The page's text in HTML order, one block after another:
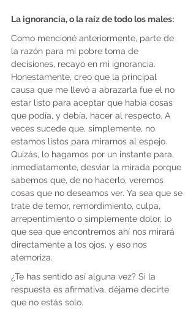
La ignorancia, o la raíz de todo los males:
Como mencioné anteriormente, parte de
la razón para mi pobre toma de
decisiones, recayó en mi ignorancia.
Honestamente, creo que la principal
causa que me llevó a abrazarla fue el no
estar listo para aceptar que había cosas
que podía, y debía, hacer al respecto. A
veces sucede que, simplemente, no
estamos listos para mirarnos al espejo.
Quizás, lo hagamos por un instante para,
inmediatamente, desviar la mirada porque
sabemos que, de no hacerlo, veremos
cosas que no deseamos ver. Ya sea que se
trate de temor, remordimiento, culpa,
arrepentimiento o simplemente dolor, lo
que sea que encontremos ahí nos mirará
directamente a los ojos, y eso nos
atemoriza.
¿Te has sentido así alguna vez? Si la
respuesta es afirmativa, déjame decirte
que no estás solo.